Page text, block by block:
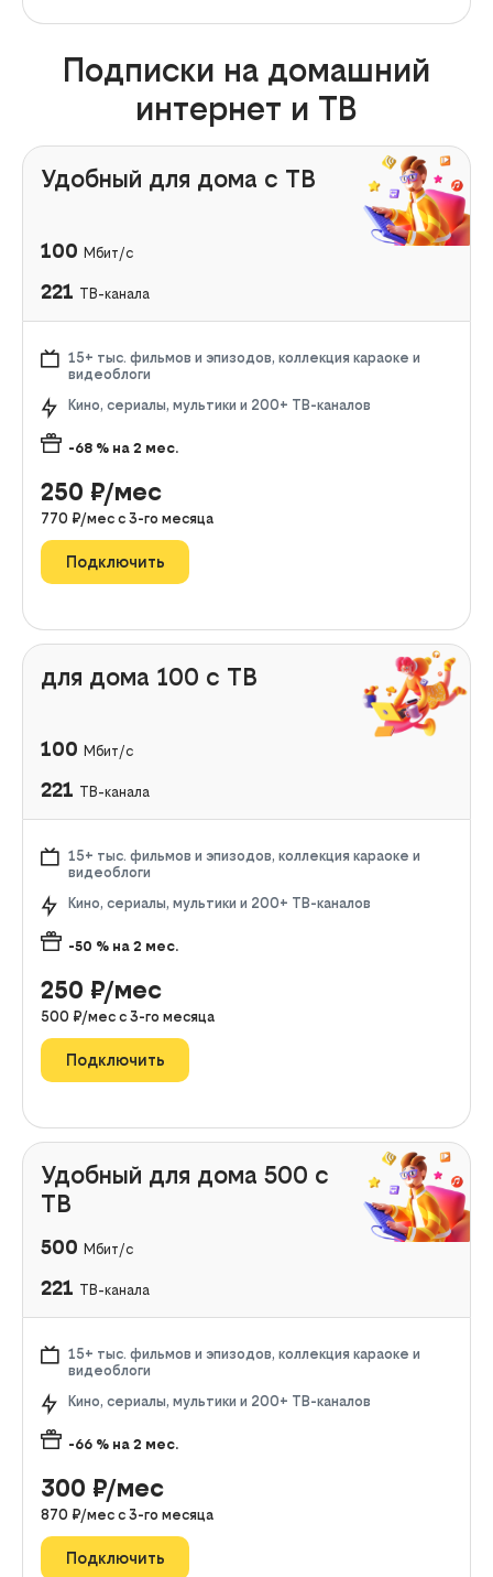
Подписки на домашний
интернет и ТВ
Удобный для дома с ТВ
100 Мбит/с
221 ТВ-канала
15+ тыс. фильмов и эпизодов, коллекция караоке и
видеоблоги
Кино, сериалы, мультики и 200+ ТВ-каналов
-68 % на 2 мес.
250 ₽/мес
770 ₽/мес с 3-го месяца
Подключить
для дома 100 с ТВ
100 Мбит/с
221 ТВ-канала
15+ тыс. фильмов и эпизодов, коллекция караоке и
видеоблоги
Кино, сериалы, мультики и 200+ ТВ-каналов
-50 % на 2 мес.
250 ₽/мес
500 ₽/мес с 3-го месяца
Подключить
Удобный для дома 500 с
ТВ
500 Мбит/с
221 ТВ-канала
15+ тыс. фильмов и эпизодов, коллекция караоке и
видеоблоги
Кино, сериалы, мультики и 200+ ТВ-каналов
-66 % на 2 мес.
300 ₽/мес
870 ₽/мес с 3-го месяца
Подключить